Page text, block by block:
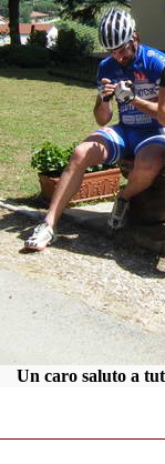
Un caro saluto a